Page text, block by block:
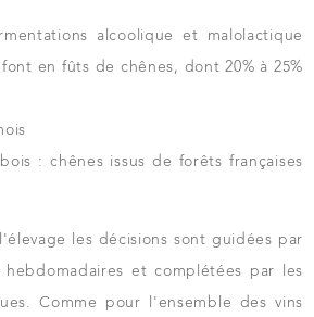
alcoolique et malolactique
font en fûts de chênes, dont 20% à 25%
: chênes issus de forêts françaises
les décisions sont guidées par
hebdomadaires et complétées par les
Comme pour l'ensemble des vins